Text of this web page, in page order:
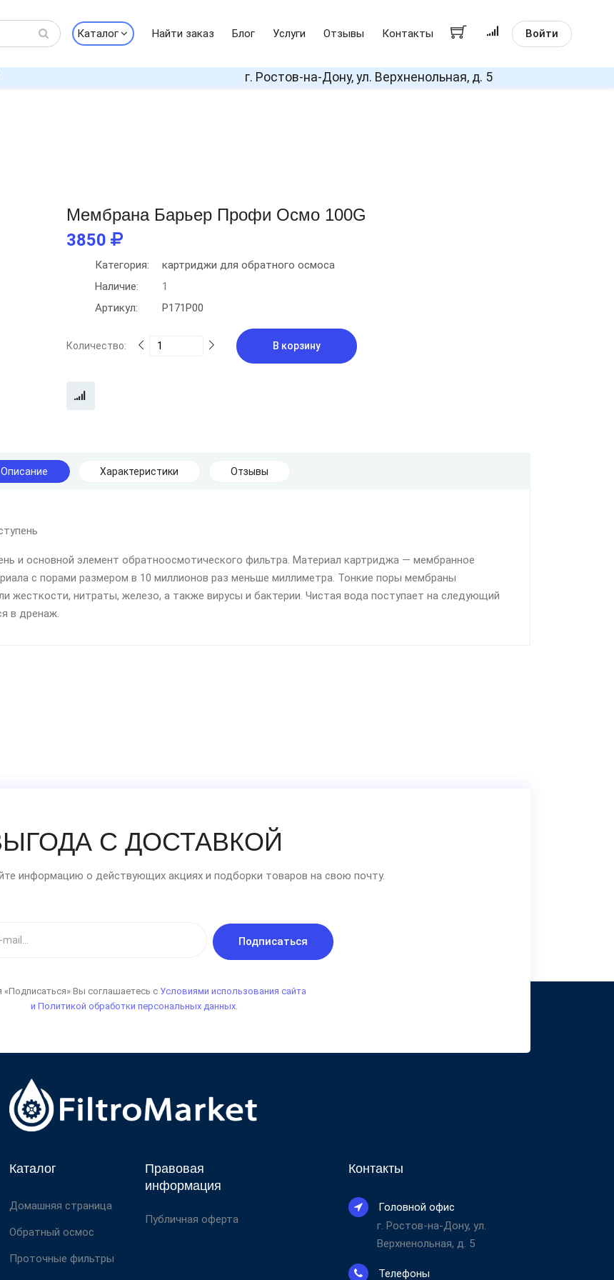
Каталог Найти заказ Блог Услуги Отзывы Контакты Войти
г. Ростов-на-Дону, ул. Верхненольная, д. 5
Мембрана Барьер Профи Осмо 100G
3850
Категория:
картриджи для обратного осмоса
Наличие:
1
Артикул:
Р171Р00
Количество: В корзину
Описание Характеристики Отзывы
и основной элемент обратноосмотического фильтра. Материал картриджа — мембранное
с порами размером в 10 миллионов раз меньше миллиметра. Тонкие поры мембраны
жесткости, нитраты, железо, а также вирусы и бактерии. Чистая вода поступает на следующий
в дренаж.
С ДОСТАВКОЙ
информацию о действующих акциях и подборки товаров на свою почту.
Подписаться
Вы соглашаетесь с Условиями использования сайта
и Политикой обработки персональных данных.
Каталог
Домашняя страница
Обратный осмос
Проточные фильтры
Правовая
информация
Публичная оферта
Контакты
Головной офис
г. Ростов-на-Дону, ул.
Верхненольная, д. 5
Телефоны